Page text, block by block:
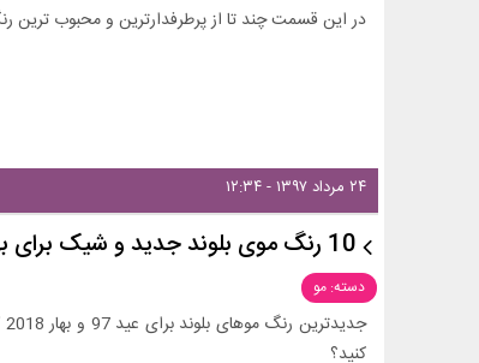
در این قسمت چند تا از پرطرفدارترین و محبوب ترین
۲۴ مرداد ۱۳۹۷ - ۱۲:۳۴
10 رنگ موی بلوند جدید و شیک برای بهار 97
دسته: مو
کنید؟